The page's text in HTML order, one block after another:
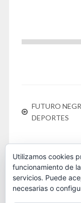
FUTURO
DEPORTES
Utilizamos cookies
funcionamiento de
servicios. Puede
necesarias o